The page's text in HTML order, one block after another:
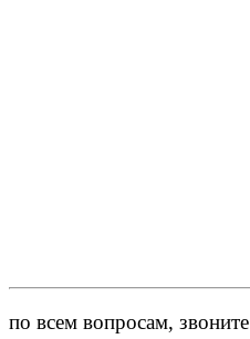
по всем вопросам, звоните